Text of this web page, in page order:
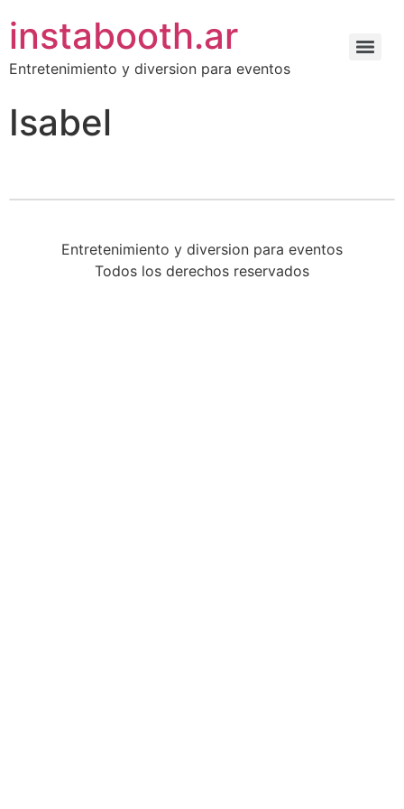
instabooth.ar
Entretenimiento y diversion para eventos
Isabel
Entretenimiento y diversion para eventos
Todos los derechos reservados